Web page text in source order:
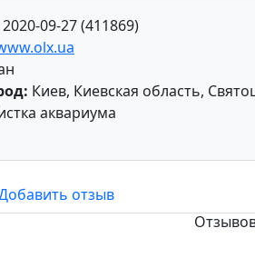
2020-09-27 (411869)
Киев, Киевская область,
аквариума
отзыв